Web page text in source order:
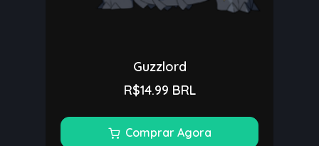
Guzzlord
R$14.99 BRL
Comprar Agora